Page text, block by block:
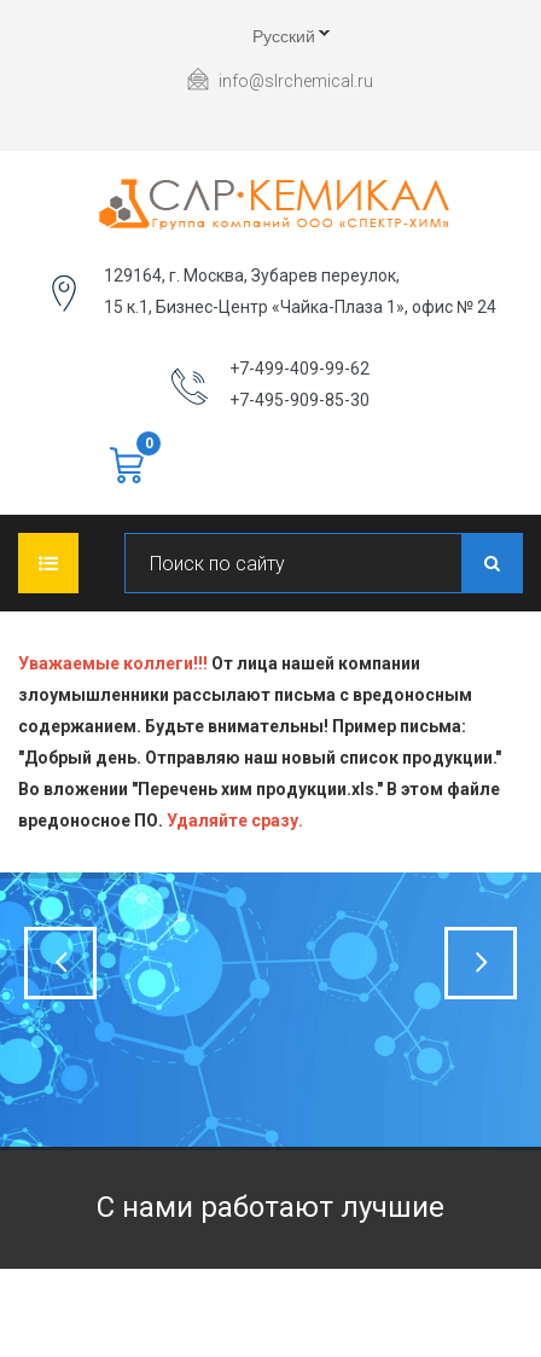
Русский
info@slrchemical.ru
129164, г. Москва, Зубарев переулок,
15 к.1, Бизнес-Центр «Чайка-Плаза 1», офис № 24
+7-499-409-99-62
+7-495-909-85-30
0
О КОМПАНИИ
ПРОДУКЦИЯ
Блескообразующие добавки
Индикаторы
Кислоты
Пищевая химия для производств
Стандарт-титры
Техническая химия
СТАТЬИ
ДОСТАВКА
СЕРТИФИКАТЫ
КОНТАКТЫ
Уважаемые коллеги!!! От лица нашей компании
злоумышленники рассылают письма с вредоносным
содержанием. Будьте внимательны! Пример письма:
"Добрый день. Отправляю наш новый список продукции."
Во вложении "Перечень хим продукции.xls." В этом файле
вредоносное ПО. Удаляйте сразу.
С нами работают лучшие